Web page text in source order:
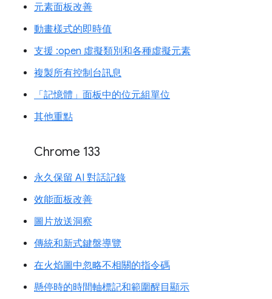
元素面板改善
動畫樣式的即時值
支援 :open 虛擬類別和各種虛擬元素
複製所有控制台訊息
「記憶體」面板中的位元組單位
其他重點
Chrome 133
永久保留 AI 對話記錄
效能面板改善
圖片放送洞察
傳統和新式鍵盤導覽
在火焰圖中忽略不相關的指令碼
懸停時的時間軸標記和範圍醒目顯示